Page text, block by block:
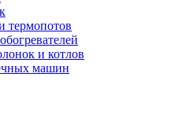
термопотов
и котлов
машин